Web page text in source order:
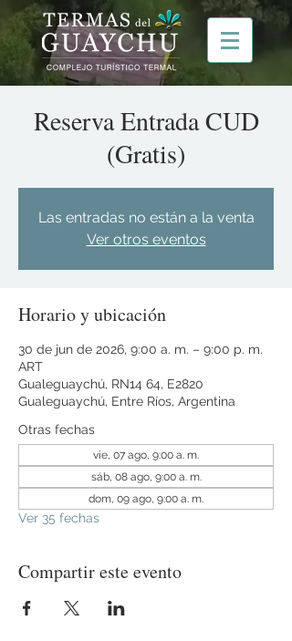
Reserva Entrada CUD
(Gratis)
Las entradas no están a la venta
Ver otros eventos
Horario y ubicación
30 de jun de 2026, 9:00 a. m. – 9:00 p. m.
ART
Gualeguaychú, RN14 64, E2820
Gualeguaychú, Entre Ríos, Argentina
Otras fechas
vie, 07 ago, 9:00 a. m.
sáb, 08 ago, 9:00 a. m.
dom, 09 ago, 9:00 a. m.
Ver 35 fechas
Compartir este evento